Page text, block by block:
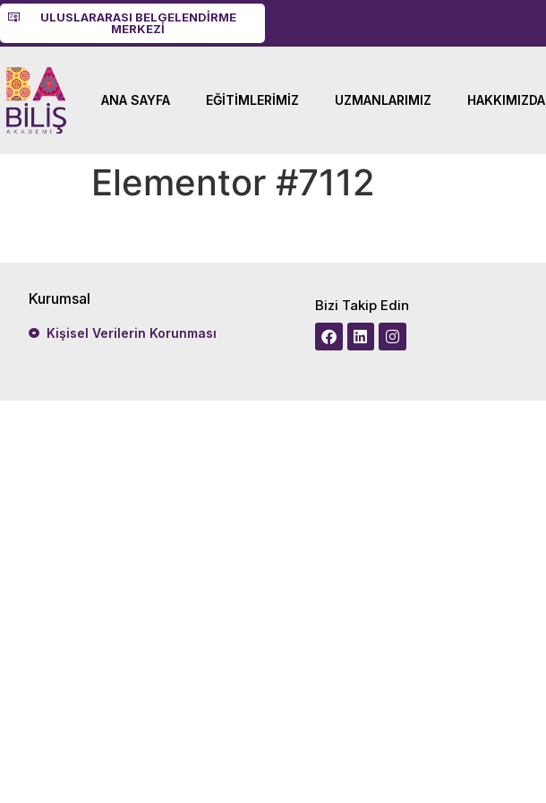
ULUSLARARASI BELGELENDIRME
MERKEZI
ANA SAYFA EĞITIMLERIMIZ UZMANLARIMIZ HAKKIMIZDA
Elementor #7112
Kurumsal
Kişisel Verilerin Korunması
Bizi Takip Edin